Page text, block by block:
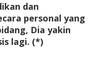
dan
personal yang
Dia yakin
lagi. (*)